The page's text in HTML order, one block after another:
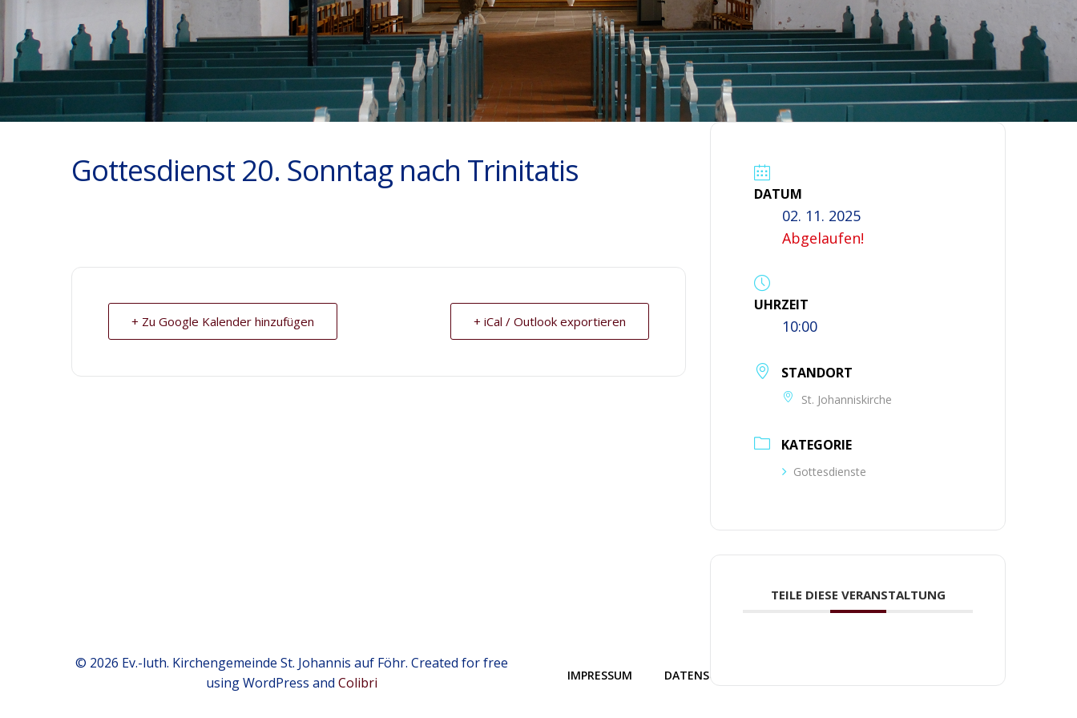
Gottesdienst 20. Sonntag nach Trinitatis
+ Zu Google Kalender hinzufügen + iCal / Outlook exportieren
DATUM
02. 11. 2025
Abgelaufen!
UHRZEIT
10:00
STANDORT
St. Johanniskirche
KATEGORIE
Gottesdienste
TEILE DIESE VERANSTALTUNG
© 2026 Ev.-luth. Kirchengemeinde St. Johannis auf Föhr. Created for free
using WordPress and Colibri IMPRESSUM DATENSCHUTZERKLÄRUNG